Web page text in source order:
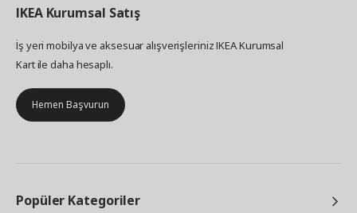
IKEA Kurumsal Satış
İş yeri mobilya ve aksesuar alışverişleriniz IKEA Kurumsal
Kart ile daha hesaplı.
Hemen Başvurun
Popüler Kategoriler